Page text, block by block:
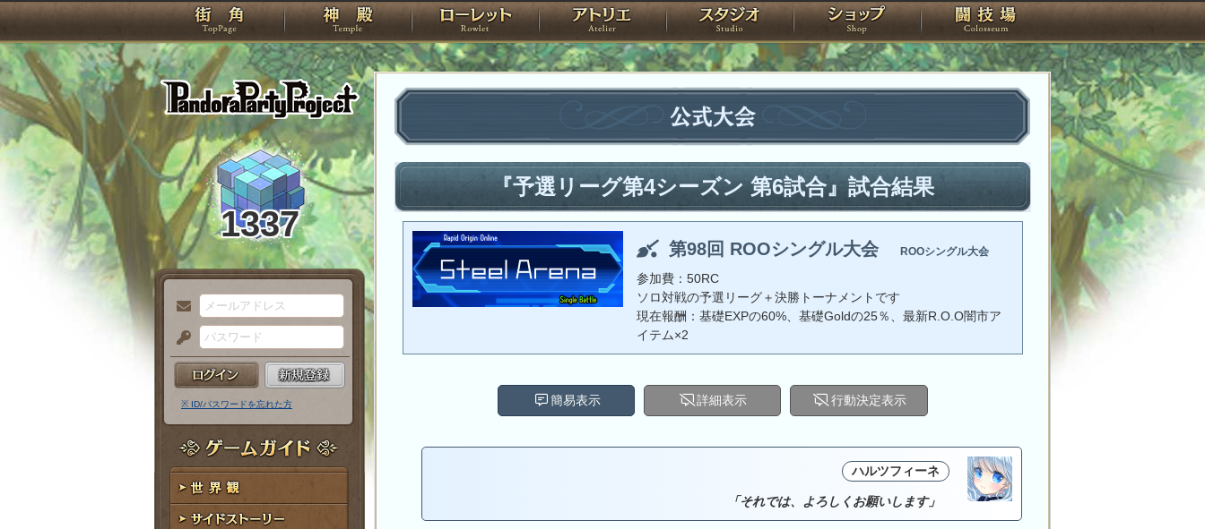
PandoraPartyProject
TOP 神殿 ローレット アトリエ スタジオ ショップ 闘技場
1337
メ
ー
ル
ア
ド
レ
ス
パ
ス
ー
ド
※ ID/パスワードを忘れた方
ゲームガイド
世界観
公式大会
『予選リーグ第4シーズン 第6試合』試合結果
第98回 ROOシングル大会 ROOシングル大会
参加費：50RC
ソロ対戦の予選リーグ＋決勝トーナメントです
現在報酬：基礎EXPの60%、基礎Goldの25％、最新R.O.O闇市ア
イテム×2
簡易表示 詳細表示 行動決定表示
ハルツフィーネ
「それでは、よろしくお願いします」